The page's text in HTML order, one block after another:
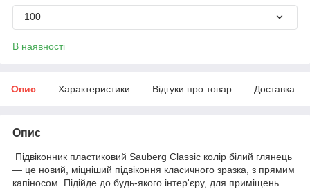
100
В наявності
Опис Характеристики Відгуки про товар Доставка
Опис
Підвіконник пластиковий Sauberg Classic колір білий глянець
— це новий, міцніший підвіконня класичного зразка, з прямим
капіносом. Підійде до будь-якого інтер'єру, для приміщень